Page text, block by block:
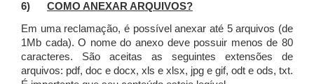
6) COMO ANEXAR ARQUIVOS?
Em uma reclamação, é possível anexar até 5 arquivos (de
1Mb cada). O nome do anexo deve possuir menos de 80
caracteres. São aceitas as seguintes extensões de
arquivos: pdf, doc e docx, xls e xlsx, jpg e gif, odt e ods, txt.